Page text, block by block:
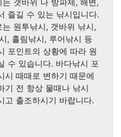
갯바위 나 방파제, 해변,
즐길 수 있는 낚시입니다.
원투낚시, 갯바위 낚시,
, 흘림낚시, 루어낚시 등
포인트의 상황에 따라 원
수 있습니다. 바다낚시 포
시 때때로 변하기 때문에
기 전 항상 물때나 낚시
고 출조하시기 바랍니다.